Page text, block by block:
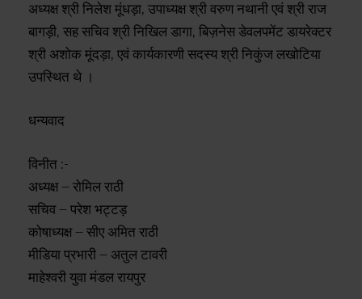
अध्यक्ष श्री निलेश मूंधड़ा, उपाध्यक्ष श्री वरुण नथानी एवं श्री राज
बागड़ी, सह सचिव श्री निखिल डागा, बिज़नेस डेवलपमेंट डायरेक्टर
श्री अशोक मूंदड़ा, एवं कार्यकारणी सदस्य श्री निकुंज लखोटिया
उपस्थित थे ।
धन्यवाद
विनीत :-
अध्यक्ष – रोमिल राठी
सचिव – परेश भट्टड़
कोषाध्यक्ष – सीए अमित राठी
मीडिया प्रभारी – अतुल टावरी
माहेश्वरी युवा मंडल रायपुर